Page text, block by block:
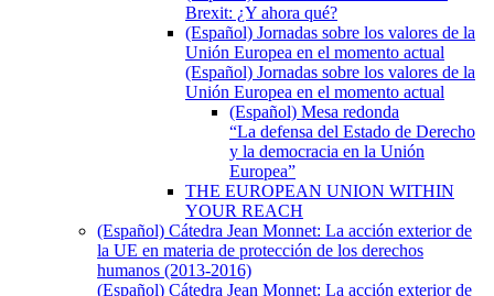
Brexit: ¿Y ahora qué?
(Español) Jornadas sobre los valores de la
Unión Europea en el momento actual
(Español) Jornadas sobre los valores de la
Unión Europea en el momento actual
(Español) Mesa redonda
“La defensa del Estado de Derecho
y la democracia en la Unión
Europea”
THE EUROPEAN UNION WITHIN
YOUR REACH
(Español) Cátedra Jean Monnet: La acción exterior de
la UE en materia de protección de los derechos
humanos (2013-2016)
(Español) Cátedra Jean Monnet: La acción exterior de